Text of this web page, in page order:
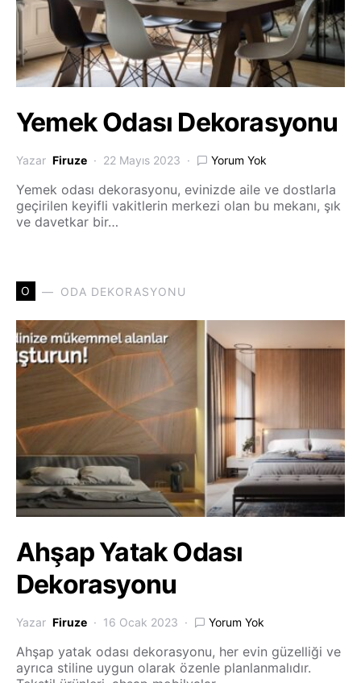
Yemek Odası Dekorasyonu
Yazar Firuze 22 Mayıs 2023 Yorum Yok
Yemek odası dekorasyonu, evinizde aile ve dostlarla
geçirilen keyifli vakitlerin merkezi olan bu mekanı, şık
ve davetkar bir…
O ODA DEKORASYONU
Ahşap Yatak Odası
Dekorasyonu
Yazar Firuze 16 Ocak 2023 Yorum Yok
Ahşap yatak odası dekorasyonu, her evin güzelliği ve
ayrıca stiline uygun olarak özenle planlanmalıdır.